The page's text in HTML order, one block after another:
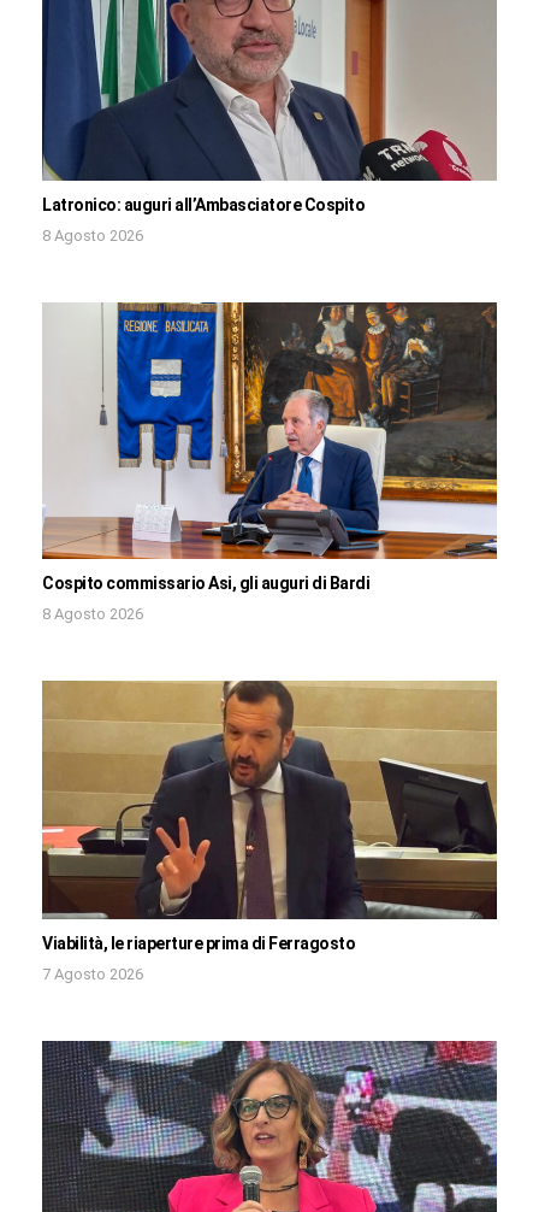
Latronico: auguri all’Ambasciatore Cospito
8 Agosto 2026
Cospito commissario Asi, gli auguri di Bardi
8 Agosto 2026
Viabilità, le riaperture prima di Ferragosto
7 Agosto 2026